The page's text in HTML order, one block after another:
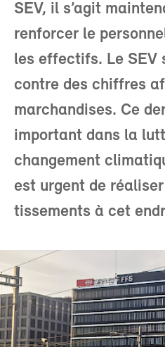
SEV, il s’agit
renforcer le
les effectifs. Le SEV
contre des chiffres
marchandises. Ce
important dans la
changement
est urgent de
tissements à cet